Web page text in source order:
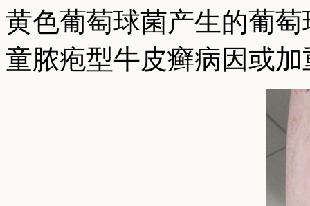
黄色葡萄球菌产生的葡
童脓疱型牛皮癣病因或加